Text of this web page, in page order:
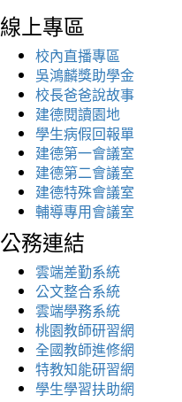
線上專區
校內直播專區
吳鴻麟獎助學金
校長爸爸說故事
建德閱讀園地
學生病假回報單
建德第一會議室
建德第二會議室
建德特殊會議室
輔導專用會議室
公務連結
雲端差勤系統
公文整合系統
雲端學務系統
桃園教師研習網
全國教師進修網
特教知能研習網
學生學習扶助網